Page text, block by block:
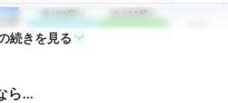
18,150円〜
icotto
18,200円〜
続きを見る
ら…